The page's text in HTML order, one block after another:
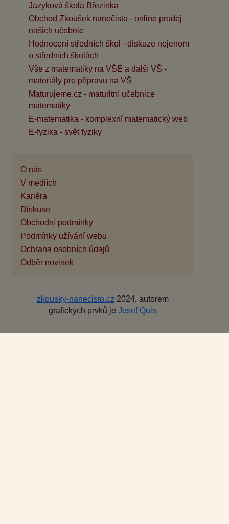
Jazyková škola Březinka
Obchod Zkoušek nanečisto - online prodej
našich učebnic
Hodnocení středních škol - diskuze nejenom
o středních školách
Vše z matematiky na VŠE a další VŠ -
materiály pro přípravu na VŠ
Maturujeme.cz - maturitní učebnice
matematiky
E-matematika - komplexní matematický web
E-fyzika - svět fyziky
O nás
V médiích
Kariéra
Diskuse
Obchodní podmínky
Podmínky užívání webu
Ochrana osobních údajů
Odběr novinek
zkousky-nanecisto.cz2024, autorem
grafických prvků je Josef Quis